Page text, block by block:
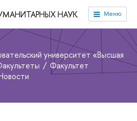
НАУК Меню
университет «Высшая
Факультет